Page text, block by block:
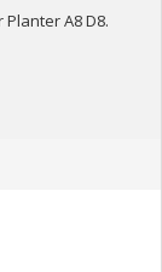
Planter A8 D8.